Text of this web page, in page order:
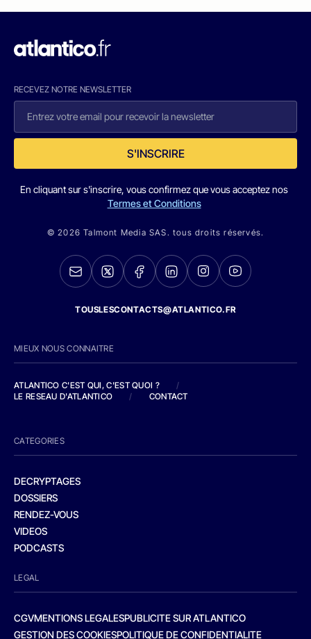
RECEVEZ NOTRE NEWSLETTER
S'INSCRIRE
En cliquant sur s'inscrire, vous confirmez que vous acceptez nos
Termes et Conditions
© 2026 Talmont Media SAS. tous droits réservés.
TOUSLESCONTACTS@ATLANTICO.FR
MIEUX NOUS CONNAITRE
ATLANTICO C'EST QUI, C'EST QUOI ?
/
LE RESEAU D'ATLANTICO
/ CONTACT
CATEGORIES
DECRYPTAGES
DOSSIERS
RENDEZ-VOUS
VIDEOS
PODCASTS
LEGAL
CGVMENTIONS LEGALESPUBLICITE SUR ATLANTICO
GESTION DES COOKIESPOLITIQUE DE CONFIDENTIALITE